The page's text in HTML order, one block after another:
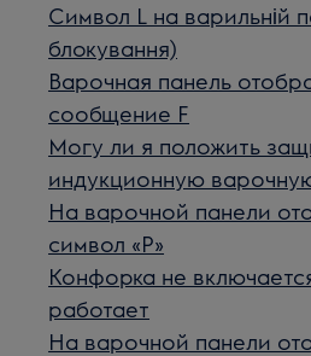
Символ L на варильній
блокування)
Варочная панель
сообщение F
Могу ли я положить
индукционную
На варочной панели
символ «P»
Конфорка не
работает
На варочной панели